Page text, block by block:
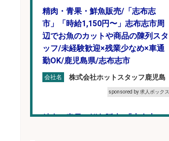
精肉・青果・鮮魚販売/「志布志
市」「時給1,150円〜」志布志市周
辺でお魚のカットや商品の陳列スタ
ッフ/未経験歓迎×残業少なめ×車通
勤OK/鹿児島県/志布志市
会社名 株式会社ホットスタッフ鹿児島
sponsored by 求人ボックス
精肉・青果・鮮魚販売/「志布志